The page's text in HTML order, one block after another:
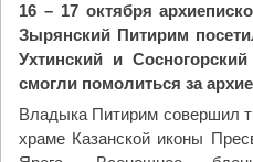
16 – 17 октября
Зырянский Питирим
Ухтинский и
смогли помолиться за
Владыка Питирим совершил
храме Казанской иконы